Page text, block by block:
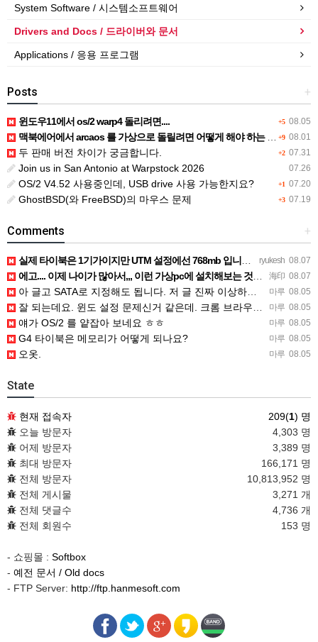
System Software / 시스템소프트웨어
Drivers and Docs / 드라이버와 문서
Applications / 응용 프로그램
+
Posts
+5 08.05
윈도우11에서 os/2 warp4 돌리려면....
+9 08.01
맥북에어에서 arcaos 를 가상으로 돌릴려면 어떻게 해야 하는 지요?
+2 07.31
두 판매 버전 차이가 궁금합니다.
07.26
Join us in San Antonio at Warpstock 2026
+1 07.20
OS/2 V4.52 사용중인데, USB drive 사용 가능한지요?
+3 07.19
GhostBSD(와 FreeBSD)의 마우스 문제
+
Comments
ryukesh 08.07
실제 타이북은 1기가이지만 UTM 설정에선 768mb 입니다. 1기가나 그 보다 넘게 설정하면 UTM 에뮬레…
海印 08.07
에고.... 이제 나이가 많아서,,, 이런 가상pc에 설치해보는 것도 귀찮군요.. ㅎㅎ 날씨도 덥고.....…
마루 08.05
아 글고 SATA로 지정해도 됩니다. 저 글 진짜 이상하네요. 옛날꺼 퍼와서 그런거 같은데요.
마루 08.05
잘 되는데요. 윈도 설정 문제신거 같은데. 크롬 브라우저나 파폭으로 해 보세요
마루 08.05
얘가 OS/2 를 얕잡아 보네요 ㅎㅎ
마루 08.05
G4 타이북은 메모리가 어떻게 되나요?
마루 08.05
오옷.
State
현재 접속자 209(1) 명
오늘 방문자
4,303 명
어제 방문자
3,389 명
최대 방문자
166,171 명
전체 방문자
10,813,952 명
전체 게시물
3,271 개
전체 댓글수
4,736 개
전체 회원수
153 명
- 쇼핑몰 : Softbox
- 예전 문서 / Old docs
- FTP Server: http://ftp.hanmesoft.com